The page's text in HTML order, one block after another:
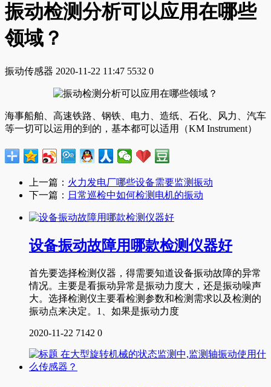
振动检测分析可以应用在哪些
领域？
振动传感器 2020-11-22 11:47 5532 0
海事船舶、高速铁路、钢铁、电力、造纸、石化、风力、汽车
等一切可以运用的到的，基本都可以适用（KM Instrument）
上一篇： 火力发电厂哪些设备需要监测振动
下一篇： 日常巡检中如何检测电机的振动
设备振动故障用哪款检测仪器好
首先要选择检测仪器，得需要知道设备振动故障的异常
情况。主要是看振动异常是振动力度大，还是振动噪声
大。选择检测仪主要看检测参数和检测需求以及检测的
振动点来决定。1、如果是振动力度
2020-11-22 7142 0